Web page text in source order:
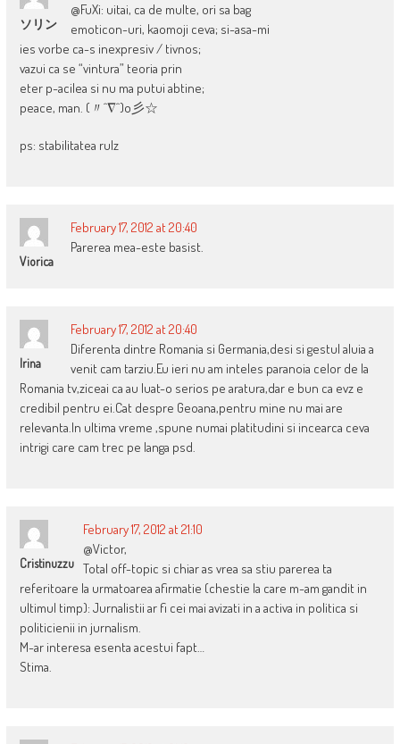
ソリン
@FuXi: uitai, ca de multe, ori sa bag
emoticon-uri, kaomoji ceva; si-asa-mi
ies vorbe ca-s inexpresiv / tivnos;
vazui ca se “vintura” teoria prin
eter p-acilea si nu ma putui abtine;
peace, man. (〃^∇^)o彡☆
ps: stabilitatea rulz
Viorica
February 17, 2012 at 20:40
Parerea mea-este basist.
Irina
February 17, 2012 at 20:40
Diferenta dintre Romania si Germania,desi si gestul aluia a
venit cam tarziu.Eu ieri nu am inteles paranoia celor de la
Romania tv,ziceai ca au luat-o serios pe aratura,dar e bun ca evz e
credibil pentru ei.Cat despre Geoana,pentru mine nu mai are
relevanta.In ultima vreme ,spune numai platitudini si incearca ceva
intrigi care cam trec pe langa psd.
Cristinuzzu
February 17, 2012 at 21:10
@Victor,
Total off-topic si chiar as vrea sa stiu parerea ta
referitoare la urmatoarea afirmatie (chestie la care m-am gandit in
ultimul timp): Jurnalistii ar fi cei mai avizati in a activa in politica si
politicienii in jurnalism.
M-ar interesa esenta acestui fapt…
Stima.